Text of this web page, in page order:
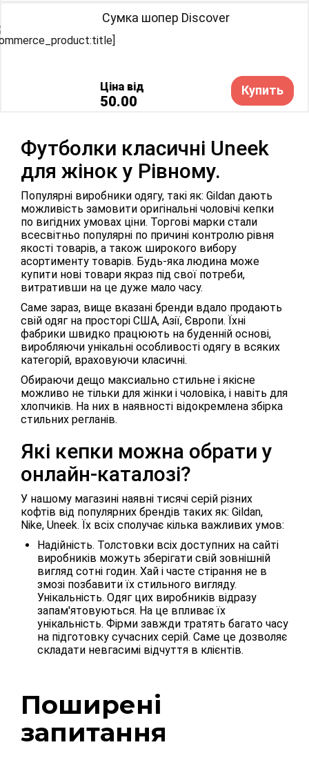
Сумка шопер Discover
Ціна від
50.00
Купить
Футболки класичні Uneek
для жінок у Рівному.
Популярні виробники одягу, такі як: Gildan дають
можливість замовити оригінальні чоловічі кепки
по вигідних умовах ціни. Торгові марки стали
всесвітньо популярні по причині контролю рівня
якості товарів, а також широкого вибору
асортименту товарів. Будь-яка людина може
купити нові товари якраз під свої потреби,
витративши на це дуже мало часу.
Саме зараз, вище вказані бренди вдало продають
свій одяг на просторі США, Азії, Європи. Їхні
фабрики швидко працюють на буденній основі,
виробляючи унікальні особливості одягу в всяких
категорій, враховуючи класичні.
Обираючи дещо максиально стильне і якісне
можливо не тільки для жінки і чоловіка, і навіть для
хлопчиків. На них в наявності відокремлена збірка
стильних регланів.
Які кепки можна обрати у
онлайн-каталозі?
У нашому магазині наявні тисячі серій різних
кофтів від популярних брендів таких як: Gildan,
Nike, Uneek. Їх всіх сполучає кілька важливих умов:
Надійність. Толстовки всіх доступних на сайті
виробників можуть зберігати свій зовнішній
вигляд сотні годин. Хай і часте стірання не в
змозі позбавити їх стильного вигляду.
Унікальність. Одяг цих виробників відразу
запам'ятовуються. На це впливає їх
унікальність. Фірми завжди тратять багато часу
на підготовку сучасних серій. Саме це дозволяє
складати невгасимі відчуття в клієнтів.
Поширені
запитання